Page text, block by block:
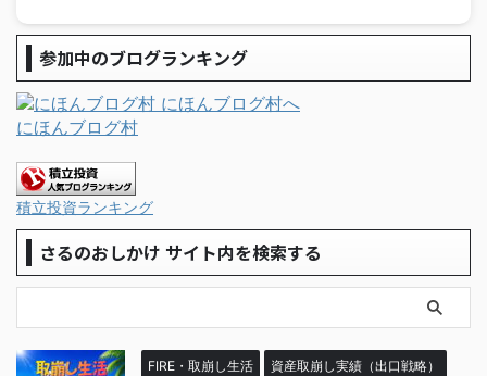
参加中のブログランキング
にほんブログ村
積立投資ランキング
さるのおしかけ サイト内を検索する
FIRE・取崩し生活 資産取崩し実績（出口戦略）